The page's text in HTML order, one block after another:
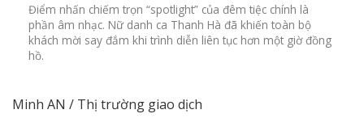
Điểm nhấn chiếm trọn “spotlight” của đêm tiệc chính là
phần âm nhạc. Nữ danh ca Thanh Hà đã khiến toàn bộ
khách mời say đắm khi trình diễn liên tục hơn một giờ đồng
hồ.
Minh AN / Thị trường giao dịch